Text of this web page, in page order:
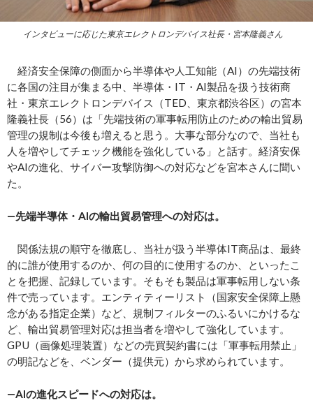
インタビューに応じた東京エレクトロンデバイス社長・宮本隆義さん
経済安全保障の側面から半導体や人工知能（AI）の先端技術
に各国の注目が集まる中、半導体・IT・AI製品を扱う技術商
社・東京エレクトロンデバイス（TED、東京都渋谷区）の宮本
隆義社長（56）は「先端技術の軍事転用防止のための輸出貿易
管理の規制は今後も増えると思う。大事な部分なので、当社も
人を増やしてチェック機能を強化している」と話す。経済安保
やAIの進化、サイバー攻撃防御への対応などを宮本さんに聞い
た。
―先端半導体・AIの輸出貿易管理への対応は。
関係法規の順守を徹底し、当社が扱う半導体IT商品は、最終
的に誰が使用するのか、何の目的に使用するのか、といったこ
とを把握、記録しています。そもそも製品は軍事転用しない条
件で売っています。エンティティーリスト（国家安全保障上懸
念がある指定企業）など、規制フィルターのふるいにかけるな
ど、輸出貿易管理対応は担当者を増やして強化しています。
GPU（画像処理装置）などの売買契約書には「軍事転用禁止」
の明記などを、ベンダー（提供元）から求められています。
―AIの進化スピードへの対応は。